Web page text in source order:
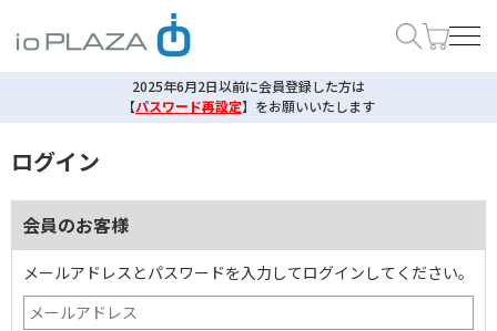
2025年6月2日以前に会員登録した方は
【パスワード再設定】 をお願いいたします
ログイン
会員のお客様
メールアドレスとパスワードを入力してログインしてください。